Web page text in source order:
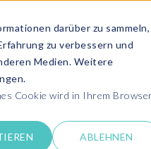
darüber zu sammeln,
zu verbessern und
Medien. Weitere
Cookie wird in Ihrem
ABLEHNEN
MEDIATHEK
Success
Lernen Sie aus
SIE UNS